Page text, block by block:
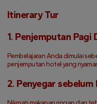
Itinerary Tur
1. Penjemputan Pagi
Pembelajaran Anda dimulai
penjemputan hotel yang
2. Penyegar sebelum